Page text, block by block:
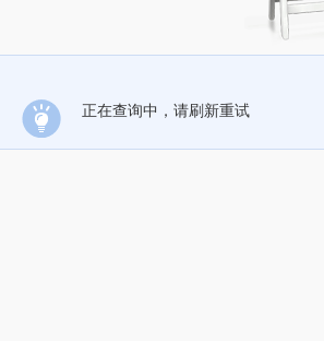
正在查询中，请刷新重试